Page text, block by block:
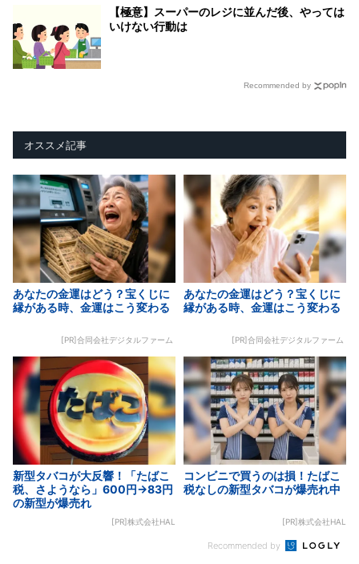
【極意】スーパーのレジに並んだ後、やっては
いけない行動は
Recommended by
オススメ記事
あなたの金運はどう？宝くじに
縁がある時、金運はこう変わる
[PR]合同会社デジタルファーム
あなたの金運はどう？宝くじに
縁がある時、金運はこう変わる
[PR]合同会社デジタルファーム
新型タバコが大反響！「たばこ
税、さようなら」600円→83円
の新型が爆売れ
[PR]株式会社HAL
コンビニで買うのは損！たばこ
税なしの新型タバコが爆売れ中
[PR]株式会社HAL
Recommended by